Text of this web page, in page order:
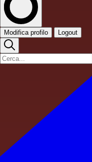
Modifica profilo Logout